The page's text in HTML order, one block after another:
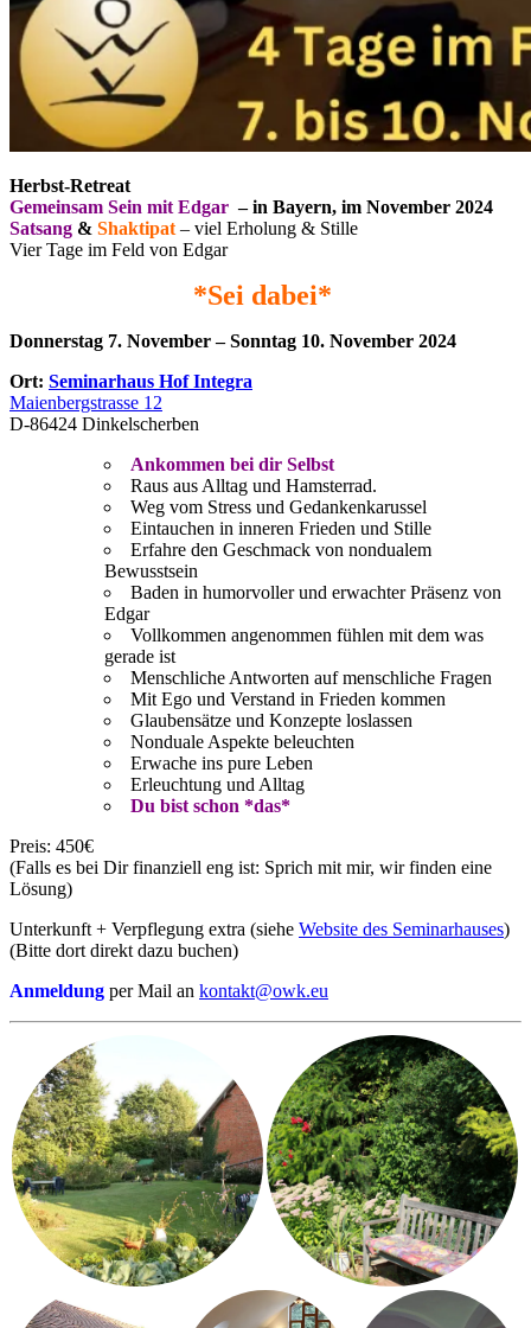
Herbst-Retreat
Gemeinsam Sein mit Edgar – in Bayern, im November 2024
Satsang & Shaktipat – viel Erholung & Stille
Vier Tage im Feld von Edgar
*Sei dabei*
Donnerstag 7. November – Sonntag 10. November 2024
Ort: Seminarhaus Hof Integra
Maienbergstrasse 12
D-86424 Dinkelscherben
Ankommen bei dir Selbst
Raus aus Alltag und Hamsterrad.
Weg vom Stress und Gedankenkarussel
Eintauchen in inneren Frieden und Stille
Erfahre den Geschmack von nondualem
Bewusstsein
Baden in humorvoller und erwachter Präsenz von
Edgar
Vollkommen angenommen fühlen mit dem was
gerade ist
Menschliche Antworten auf menschliche Fragen
Mit Ego und Verstand in Frieden kommen
Glaubensätze und Konzepte loslassen
Nonduale Aspekte beleuchten
Erwache ins pure Leben
Erleuchtung und Alltag
Du bist schon *das*
Preis: 450€
(Falls es bei Dir finanziell eng ist: Sprich mit mir, wir finden eine
Lösung)
Unterkunft + Verpflegung extra (siehe Website des Seminarhauses)
(Bitte dort direkt dazu buchen)
Anmeldung per Mail an kontakt@owk.eu